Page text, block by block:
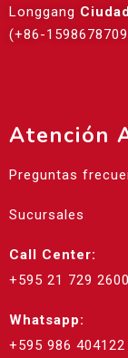
Longgang
(+86-
Atención
Preguntas
Sucursales
Call Center:
+595 21 729 2600
Whatsapp:
+595 986 404122